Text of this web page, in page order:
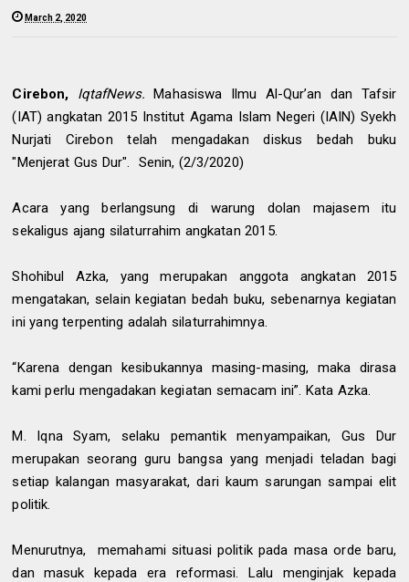
March 2, 2020
Cirebon, IqtafNews.Mahasiswa Ilmu Al-Qur’an dan Tafsir
(IAT) angkatan 2015 Institut Agama Islam Negeri (IAIN) Syekh
Nurjati Cirebon telah mengadakan diskus bedah buku
"Menjerat Gus Dur".
Senin, (2/3/2020)
Acara yang berlangsung di warung dolan majasem itu
sekaligus ajang silaturrahim angkatan 2015.
Shohibul Azka, yang merupakan anggota angkatan 2015
mengatakan, selain kegiatan bedah buku, sebenarnya kegiatan
ini yang terpenting adalah silaturrahimnya.
“Karena dengan kesibukannya masing-masing, maka dirasa
kami perlu mengadakan kegiatan semacam ini”. Kata Azka.
M. Iqna Syam, selaku pemantik menyampaikan, Gus Dur
merupakan seorang guru bangsa yang menjadi teladan bagi
setiap kalangan masyarakat, dari kaum sarungan sampai elit
politik.
Menurutnya,
memahami situasi politik pada masa orde baru,
dan masuk kepada era reformasi. Lalu menginjak kepada